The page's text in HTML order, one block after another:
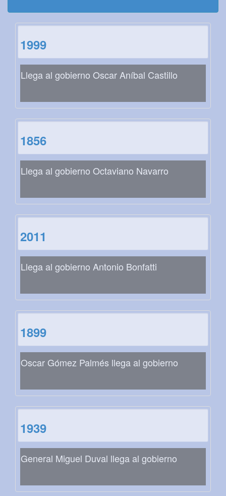
1999
Llega al gobierno Oscar Aníbal Castillo
1856
Llega al gobierno Octaviano Navarro
2011
Llega al gobierno Antonio Bonfatti
1899
Oscar Gómez Palmés llega al gobierno
1939
General Miguel Duval llega al gobierno